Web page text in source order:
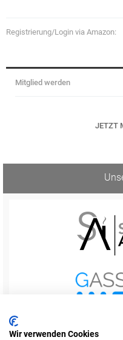
Registrierung/Login via Amazon:
Mitglied werden
JETZT
Wir verwenden Cookies